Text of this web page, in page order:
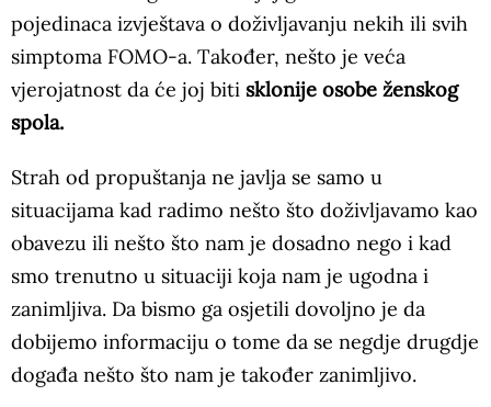
pojedinaca izvještava o doživljavanju nekih ili svih
simptoma FOMO-a. Također, nešto je veća
vjerojatnost da će joj biti sklonije osobe ženskog
spola.
Strah od propuštanja ne javlja se samo u
situacijama kad radimo nešto što doživljavamo kao
obavezu ili nešto što nam je dosadno nego i kad
smo trenutno u situaciji koja nam je ugodna i
zanimljiva. Da bismo ga osjetili dovoljno je da
dobijemo informaciju o tome da se negdje drugdje
događa nešto što nam je također zanimljivo.